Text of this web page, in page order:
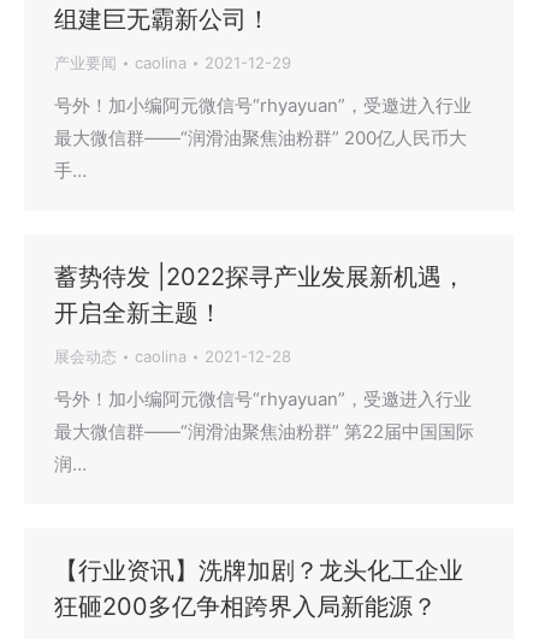
组建巨无霸新公司！
产业要闻 caolina 2021-12-29
号外！加小编阿元微信号“rhyayuan”，受邀进入行业
最大微信群——“润滑油聚焦油粉群” 200亿人民币大
手…
蓄势待发 |2022探寻产业发展新机遇，
开启全新主题！
展会动态 caolina 2021-12-28
号外！加小编阿元微信号“rhyayuan”，受邀进入行业
最大微信群——“润滑油聚焦油粉群” 第22届中国国际
润…
【行业资讯】洗牌加剧？龙头化工企业
狂砸200多亿争相跨界入局新能源？